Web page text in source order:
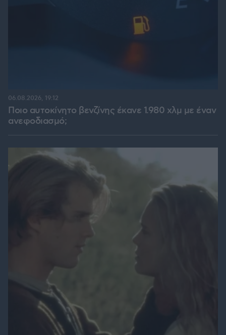
Ποιο αυτοκίνητο βενζίνης έκανε 1.980 χλμ με έναν
ανεφοδιασμό;
06.08.2026, 19:12